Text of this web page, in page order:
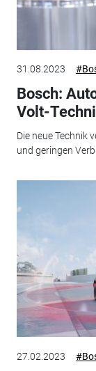
31.08.2023
Bosch:
Volt-
Die neue Technik
und geringen
27.02.2023